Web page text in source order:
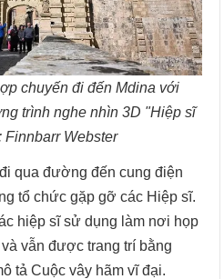
chuyến đi đến Mdina với
trình nghe nhìn 3D "Hiệp sĩ
Finnbarr Webster
qua đường đến cung điện
tổ chức gặp gỡ các Hiệp sĩ.
hiệp sĩ sử dụng làm nơi họp
vẫn được trang trí bằng
tả Cuộc vây hãm vĩ đại.